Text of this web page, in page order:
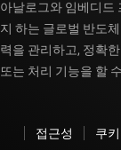
아날로그와 임베디드
지 하는 글로벌 반도
력을 관리하고, 정확
또는 처리 기능을 할
접근성 쿠